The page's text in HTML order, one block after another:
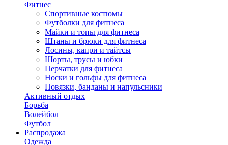
Фитнес
Спортивные костюмы
Футболки для фитнеса
Майки и топы для фитнеса
Штаны и брюки для фитнеса
Лосины, капри и тайтсы
Шорты, трусы и юбки
Перчатки для фитнеса
Носки и гольфы для фитнеса
Повязки, банданы и напульсники
Активный отдых
Борьба
Волейбол
Футбол
Распродажа
Одежда